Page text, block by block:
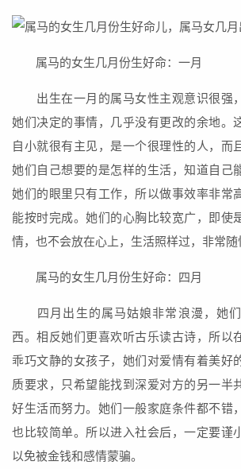
属马的女生几月份生好命：一月
出生在一月的属马女性主观意识很强
她们决定的事情，几乎没有更改的余地。
自小就很有主见，是一个很理性的人，而
她们自己想要的是怎样的生活，知道自己
她们的眼里只有工作，所以做事效率非常
能按时完成。她们的心胸比较宽广，即使
情，也不会放在心上，生活照样过，非常随
属马的女生几月份生好命：四月
四月出生的属马姑娘非常浪漫，她们
西。相反她们更喜欢听古乐读古诗，所以
乖巧文静的女孩子，她们对爱情有着美好
质要求，只希望能找到深爱对方的另一半
好生活而努力。她们一般家庭条件都不错
也比较简单。所以进入社会后，一定要谨
以免被金钱和感情蒙骗。